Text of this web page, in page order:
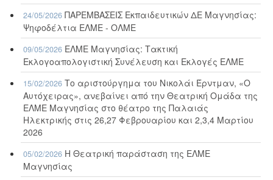
24/05/2026 ΠΑΡΕΜΒΑΣΕΙΣ Εκπαιδευτικών ΔΕ Μαγνησίας:
Ψηφοδέλτια ΕΛΜΕ - ΟΛΜΕ
09/05/2026 ΕΛΜΕ Μαγνησίας: Τακτική
Εκλογοαπολογιστική Συνέλευση και Εκλογές ΕΛΜΕ
15/02/2026 Το αριστούργημα του Νικολάι Έρντμαν, «Ο
Αυτόχειρας», ανεβαίνει από την Θεατρική Ομάδα της
ΕΛΜΕ Μαγνησίας στο θέατρο της Παλαιάς
Ηλεκτρικής στις 26,27 Φεβρουαρίου και 2,3,4 Μαρτίου
2026
05/02/2026 Η Θεατρική παράσταση της ΕΛΜΕ
Μαγνησίας